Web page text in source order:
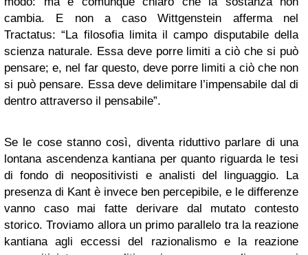
cambia. E non a caso Wittgenstein afferma nel
Tractatus: “La filosofia limita il campo disputabile della
scienza naturale. Essa deve porre limiti a ciò che si può
pensare; e, nel far questo, deve porre limiti a ciò che non
si può pensare. Essa deve delimitare l’impensabile dal di
dentro attraverso il pensabile”.
Se le cose stanno così, diventa riduttivo parlare di una
lontana ascendenza kantiana per quanto riguarda le tesi
di fondo di neopositivisti e analisti del linguaggio. La
presenza di Kant è invece ben percepibile, e le differenze
vanno caso mai fatte derivare dal mutato contesto
storico. Troviamo allora un primo parallelo tra la reazione
kantiana agli eccessi del razionalismo e la reazione